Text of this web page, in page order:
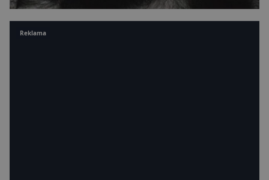
Reklama